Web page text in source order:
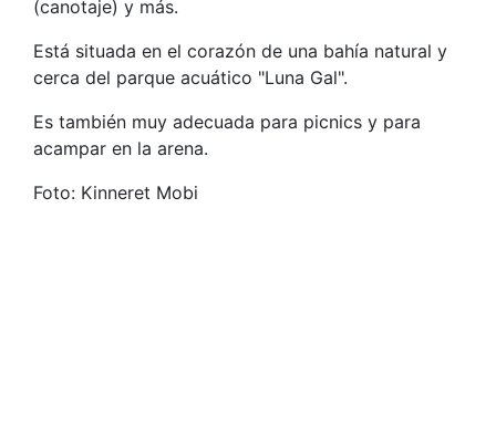
(canotaje) y más.
Está situada en el corazón de una bahía natural y
cerca del parque acuático "Luna Gal".
Es también muy adecuada para picnics y para
acampar en la arena.
Foto: Kinneret Mobi